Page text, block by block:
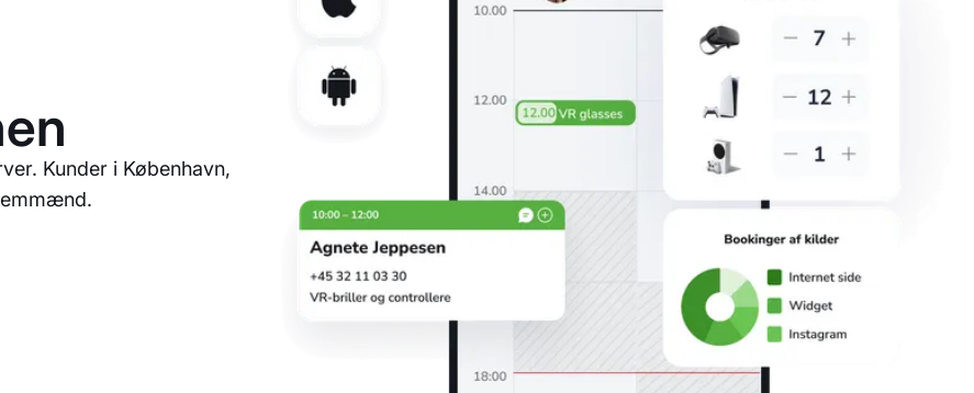
Kunder i København,